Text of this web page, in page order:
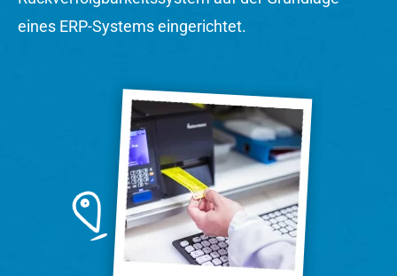
eines ERP-Systems eingerichtet.